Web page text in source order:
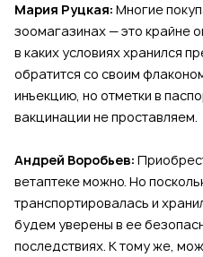
Мария Руцкая: Многие
зоомагазинах — это крайне
в каких условиях хранился
обратится со своим
инъекцию, но отметки в
вакцинации не проставляем.
Андрей Воробьев:
ветаптеке можно. Но
транспортировалась и
будем уверены в ее
последствиях. К тому же,